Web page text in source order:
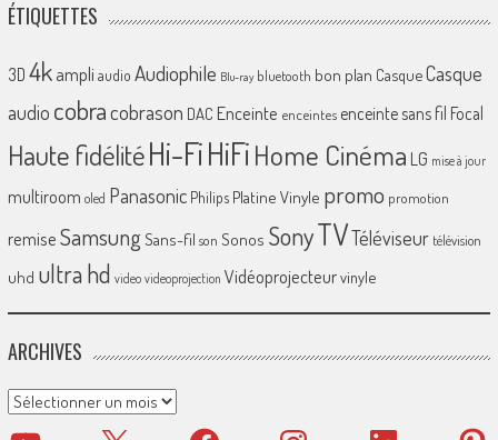
ÉTIQUETTES
3D 4k ampliaudio Audiophile Blu-ray bluetooth bon plan CasqueCasque
audio cobracobrason DAC Enceinte enceintes enceinte sans fil Focal
Haute fidélitéHi-FiHiFiHome Cinéma LG mise à jour
multiroom oled Panasonic Philips Platine Vinyle promo promotion
remiseSamsungSans-fil son Sonos SonyTVTéléviseur télévision
uhd ultra hd video videoprojection Vidéoprojecteurvinyle
ARCHIVES
Archives